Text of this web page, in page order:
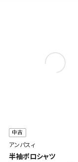
中古
アンパスィ
半袖ポロシャツ